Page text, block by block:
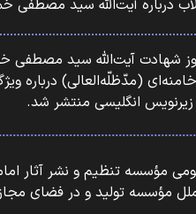
درباره آیت‌الله سید مصطفی
شهادت آیت‌الله سید مصطفی
(مدّظلّه‌العالی) درباره
زیرنویس انگلیسی منتشر شد.
مؤسسه تنظیم و نشر آثار
مؤسسه تولید و در فضای